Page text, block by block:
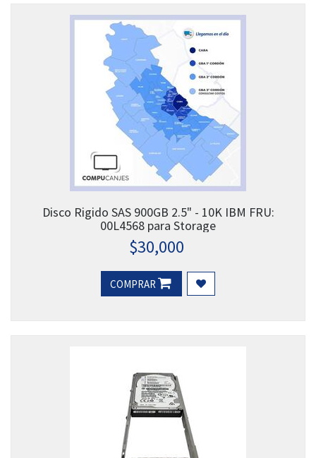
Disco Rigido SAS 900GB 2.5" - 10K IBM FRU:
00L4568 para Storage
$30,000
COMPRAR